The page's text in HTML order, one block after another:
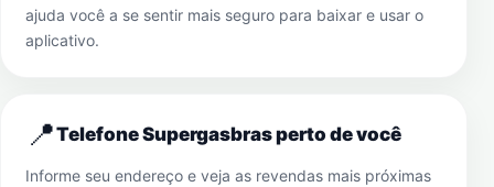
ajuda você a se sentir mais seguro para baixar e usar o
aplicativo.
📍Telefone Supergasbras perto de você
Informe seu endereço e veja as revendas mais próximas